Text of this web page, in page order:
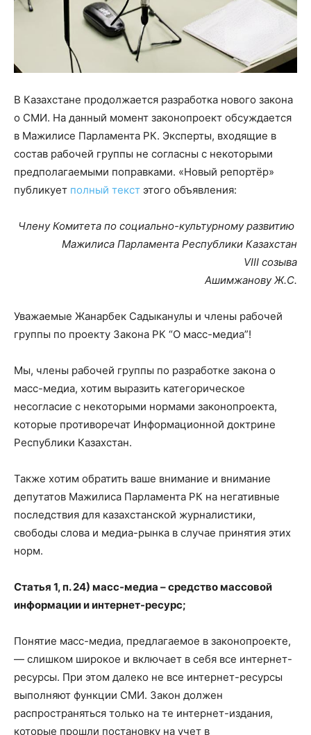
В Казахстане продолжается разработка нового закона
о СМИ. На данный момент законопроект обсуждается
в Мажилисе Парламента РК. Эксперты, входящие в
состав рабочей группы не согласны с некоторыми
предполагаемыми поправками. «Новый репортёр»
публикует полный текст этого объявления:
Члену Комитета по социально-культурному развитию
Мажилиса Парламента Республики Казахстан
VIII созыва
Ашимжанову Ж.С.
Уважаемые Жанарбек Садыканулы и члены рабочей
группы по проекту Закона РК “О масс-медиа”!
Мы, члены рабочей группы по разработке закона о
масс-медиа, хотим выразить категорическое
несогласие с некоторыми нормами законопроекта,
которые противоречат Информационной доктрине
Республики Казахстан.
Также хотим обратить ваше внимание и внимание
депутатов Мажилиса Парламента РК на негативные
последствия для казахстанской журналистики,
свободы слова и медиа-рынка в случае принятия этих
норм.
Статья 1, п. 24) масс-медиа – средство массовой
информации и интернет-ресурс;
Понятие масс-медиа, предлагаемое в законопроекте,
— слишком широкое и включает в себя все интернет-
ресурсы. При этом далеко не все интернет-ресурсы
выполняют функции СМИ. Закон должен
распространяться только на те интернет-издания,
которые прошли постановку на учет в